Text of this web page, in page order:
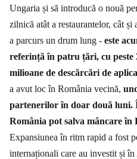
Ungaria și să introducă o nouă
zilnică atât a restaurantelor, cât
a parcurs un drum lung - este
referință în patru țări, cu peste
milioane de descărcări de
a avut loc în România vecină,
partenerilor în doar două luni.
România pot salva mâncare
Expansiunea în ritm rapid a fost
internaționali care au investit și